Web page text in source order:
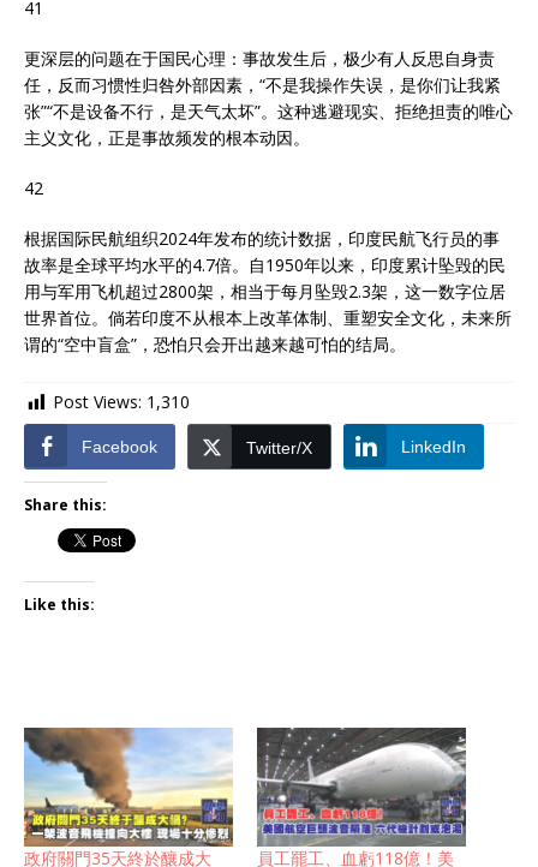
41
更深层的问题在于国民心理：事故发生后，极少有人反思自身责
任，反而习惯性归咎外部因素，“不是我操作失误，是你们让我紧
张”“不是设备不行，是天气太坏”。这种逃避现实、拒绝担责的唯心
主义文化，正是事故频发的根本动因。
42
根据国际民航组织2024年发布的统计数据，印度民航飞行员的事
故率是全球平均水平的4.7倍。自1950年以来，印度累计坠毁的民
用与军用飞机超过2800架，相当于每月坠毁2.3架，这一数字位居
世界首位。倘若印度不从根本上改革体制、重塑安全文化，未来所
谓的“空中盲盒”，恐怕只会开出越来越可怕的结局。
Post Views: 1,310
Facebook Twitter/X LinkedIn
Share this:
Like this:
政府關門35天終於釀成大 員工罷工、血虧118億！美